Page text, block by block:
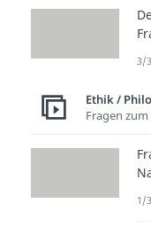
die
3/
Ethik /
Fragen
1/